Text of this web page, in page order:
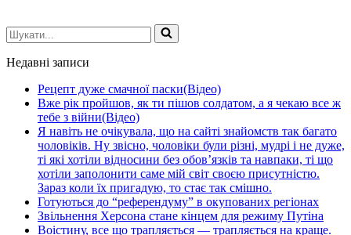
Шукати...
Недавні записи
Рецепт дуже смачної паски(Відео)
Вже рік пройшов, як ти пішов солдатом, а я чекаю все ж
тебе з війни(Відео)
Я навіть не очікувала, що на сайті знайомств так багато
чоловіків. Ну звісно, чоловіки були різні, мудрі і не дуже,
ті які хотіли відносини без обов’язків та навпаки, ті що
хотіли заполонити саме мій світ своєю присутністю.
Зараз коли їх пригадую, то стає так смішно.
Готуються до “референдуму” в окупованих регіонах
Звільнення Херсона стане кінцем для режиму Путіна
Воістину, все що трапляється — трапляється на краще.